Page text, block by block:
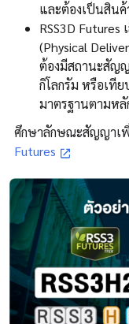
และต้องเป็นสิน
RSS3D Futures
(Physical
ต้องมีสถานะสัญ
กิโลกรัม หรือเที
มาตรฐานตามห
ศึกษาลักษณะสัญญาเ
Futures